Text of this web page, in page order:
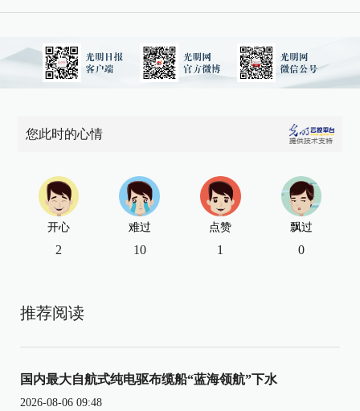
您此时的心情
开心
2
难过
10
点赞
1
飘过
0
推荐阅读
国内最大自航式纯电驱布缆船“蓝海领航”下水
2026-08-06 09:48